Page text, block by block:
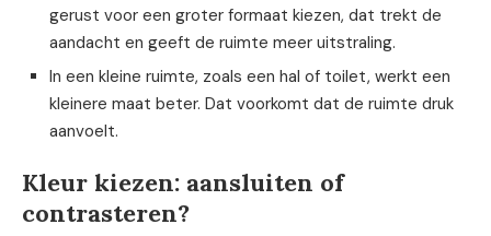
gerust voor een groter formaat kiezen, dat trekt de
aandacht en geeft de ruimte meer uitstraling.
In een kleine ruimte, zoals een hal of toilet, werkt een
kleinere maat beter. Dat voorkomt dat de ruimte druk
aanvoelt.
Kleur kiezen: aansluiten of
contrasteren?